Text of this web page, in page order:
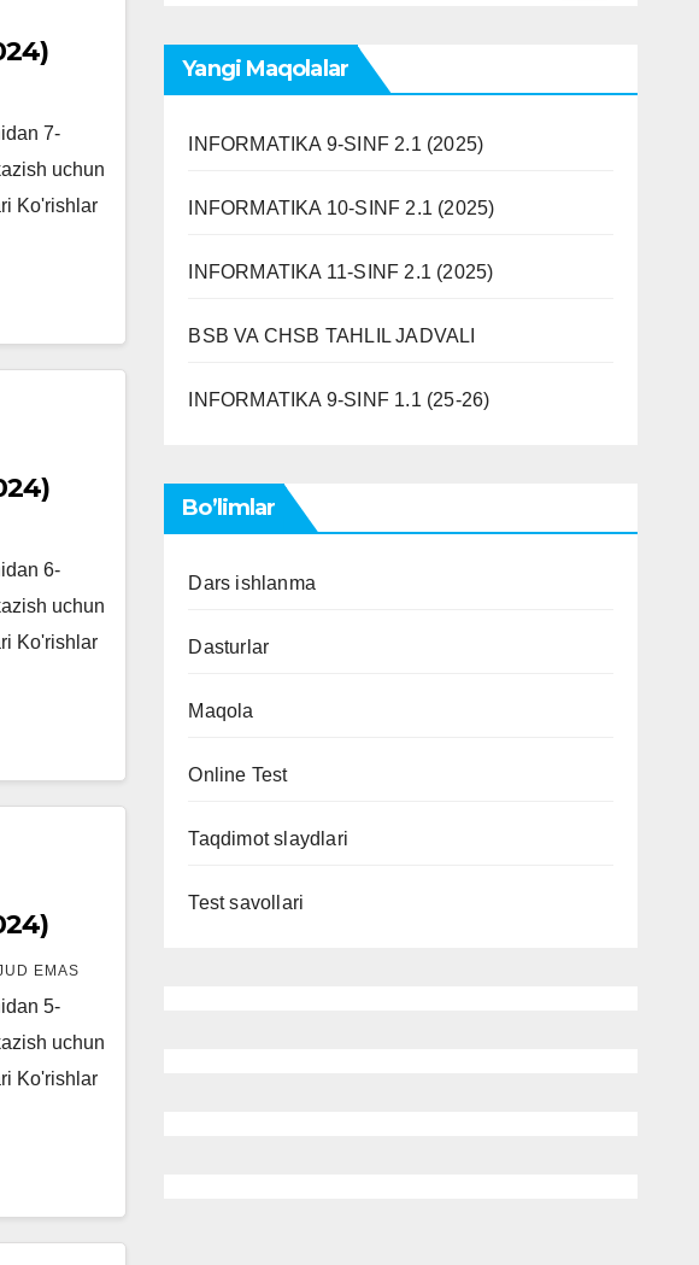
7-
uchun
Ko'rishlar
6-
uchun
Ko'rishlar
EMAS
5-
uchun
Ko'rishlar
Yangi Maqolalar
INFORMATIKA 9-SINF 2.1 (2025)
INFORMATIKA 10-SINF 2.1 (2025)
INFORMATIKA 11-SINF 2.1 (2025)
BSB VA CHSB TAHLIL JADVALI
INFORMATIKA 9-SINF 1.1 (25-26)
Bo’limlar
Dars ishlanma
Dasturlar
Maqola
Online Test
Taqdimot slaydlari
Test savollari